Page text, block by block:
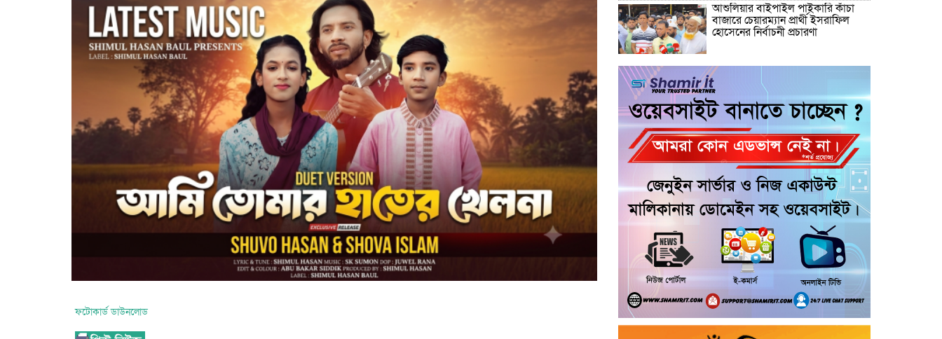
ফটোকার্ড ডাউনলোড
আশুলিয়ার বাইপাইল পাইকারি কাঁচা
বাজারে চেয়ারম্যান প্রার্থী ইসরাফিল
হোসেনের নির্বাচনী প্রচারণা
আশুলিয়ার কাঠগড়া নয়াপাড়ায় কথিত
মাদক ব্যবসার অভিযোগ, পুলিশের
হস্তক্ষেপ কামনা এলাকাবাসীর
আশুলিয়ায় চুরির অপবাদ দিয়ে ৫ ঘণ্টা
আটকে নির্যাতনের অভিযোগ, থানায়
লিখিত অভিযোগ
‎গৌরনদীতে যথাযোগ্য মর্যাদায় পালিত
হলো ‘০৫ আগস্ট জুলাই গণঅভ্যুত্থান
দিবস ২০২৬’
আশুলিয়ায় ব্রিটিশ আমেরিকান
টোব্যাকোর গুদামে আগুন, নিয়ন্ত্রণে কাজ
করছে ৭ ইউনিট ফায়ার সার্ভিস
জুলাই গণঅভ্যুত্থান দিবসে মুন্সীগঞ্জে
শহীদদের প্রতি জেলা পুলিশের শ্রদ্ধাঞ্জলি